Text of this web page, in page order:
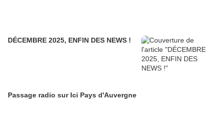
DÉCEMBRE 2025, ENFIN DES NEWS !
Passage radio sur Ici Pays d'Auvergne